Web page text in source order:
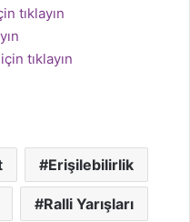
tıklayın
tıklayın
Erişilebilirlik
Ralli Yarışları